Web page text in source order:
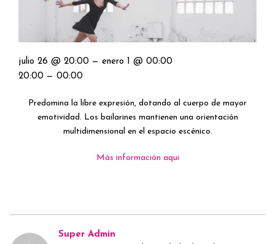
Predomina la libre expresión, dotando al cuerpo de mayor
emotividad. Los bailarines mantienen una orientación
multidimensional en el espacio escénico.
Más información aqui
julio 26 @ 20:00 — enero 1 @ 00:00
20:00 — 00:00
Super Admin